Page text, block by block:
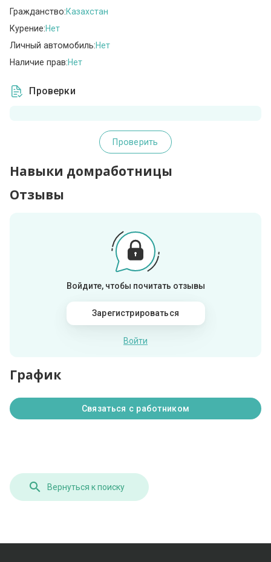
Гражданство:Казахстан
Курение:Нет
Личный автомобиль:Нет
Наличие прав:Нет
Проверки
Проверить
Навыки домработницы
Отзывы
Войдите, чтобы почитать отзывы
Зарегистрироваться
Войти
График
Связаться с работником
Вернуться к поиску